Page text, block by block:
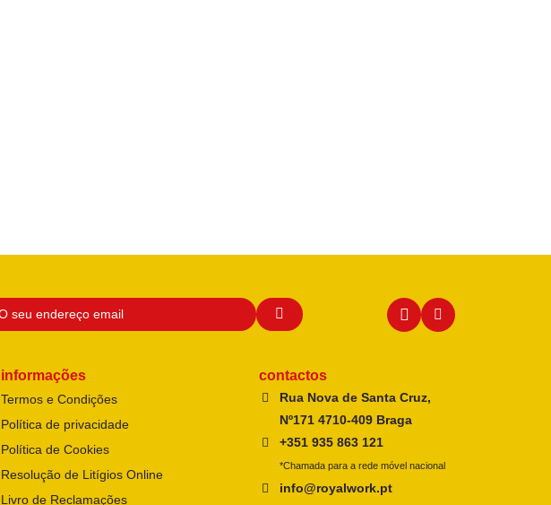
informações
Termos e Condições
Política de privacidade
Política de Cookies
Resolução de Litígios Online
Livro de Reclamações
contactos
Rua Nova de Santa Cruz,
Nº171 4710-409 Braga
+351 935 863 121
*Chamada para a rede móvel nacional
info@royalwork.pt